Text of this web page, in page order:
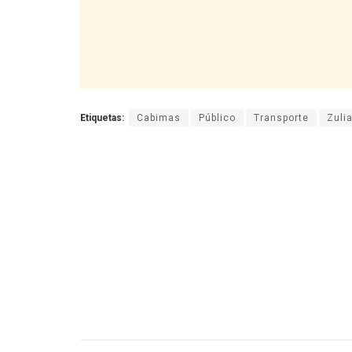
Etiquetas: Cabimas Público Transporte Zulia